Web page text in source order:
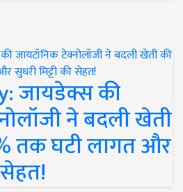
जायडेक्स की
ने बदली खेती
तक घटी लागत और
सेहत!